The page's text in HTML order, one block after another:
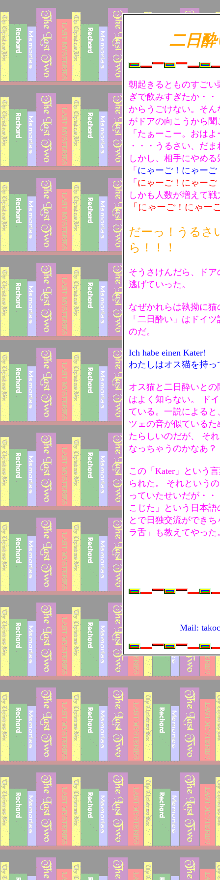
二日
朝起きるとものすご
ぎで飲みすぎたか・
からうごけない。そ
がドアの向こうから
「たぁーこー。おは
・・・うるさい、だ
しかし、相手にやめ
「 にゃーご！にゃーご
「 にゃーご！にゃーご
しかも人数が増えて
「にゃーご！にゃー
だーっ！うるさ
ら！！！
そうさけんだら、ド
逃げていった。
なぜかれらは執拗に
「二日酔い」はドイ
のだ。
Ich habe einen Kater!
わたしはオス猫を持っ
オス猫と二日酔いと
はよく知らない。 ド
ている。一説による
ツェの音が似ている
たらしいのだが、 そ
なっちゃうのかなあ？
この「Kater」という
られた。 それという
っていたせいだが・
こじた」という日本
とで日独交流ができ
ラ舌」も教えてやった
Mail: